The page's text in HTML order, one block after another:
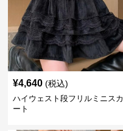
¥4,640 (税込)
ハイウェスト段フリルミニスカ
ート